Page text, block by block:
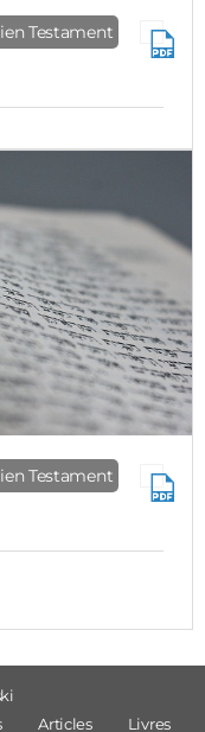
Testament
Testament
Articles Livres